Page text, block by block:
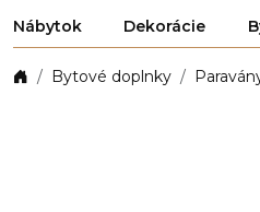
Nábytok Dekorácie
Bytové doplnky